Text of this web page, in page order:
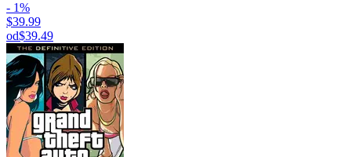
- 1%
$39.99
od$39.49